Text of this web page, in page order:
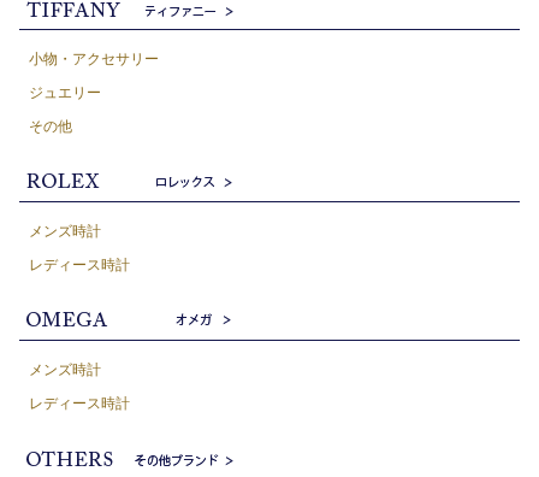
小物・アクセサリー
ジュエリー
その他
メンズ時計
レディース時計
メンズ時計
レディース時計